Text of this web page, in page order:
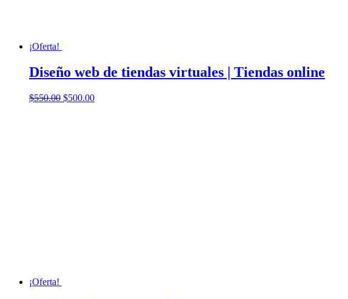
¡Oferta!
Diseño web de tiendas virtuales | Tiendas online
$550.00 El
$500.00El
¡Oferta!